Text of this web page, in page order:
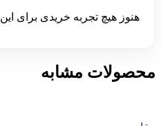
هنوز هیچ تجربه خریدی برای
محصولات مشابه